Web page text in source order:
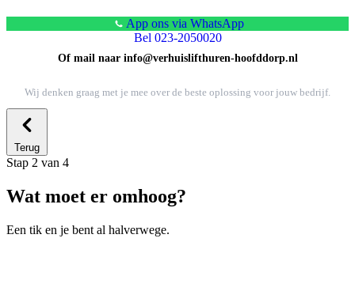
App ons via WhatsApp
Bel 023-2050020
Of mail naar info@verhuislifthuren-hoofddorp.nl
Wij denken graag met je mee over de beste oplossing voor jouw bedrijf.
Terug
Stap 2 van 4
Wat moet er omhoog?
Een tik en je bent al halverwege.